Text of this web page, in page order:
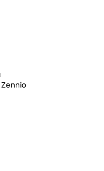
Zennio